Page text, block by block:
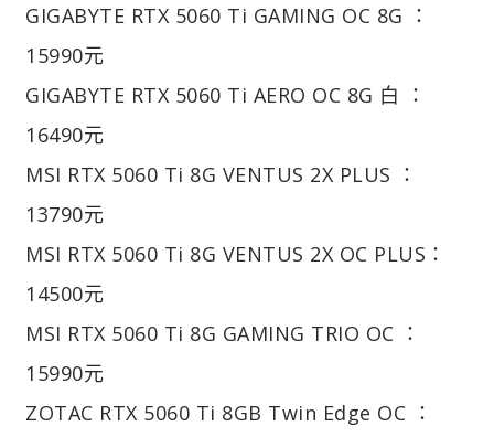
GIGABYTE RTX 5060 Ti GAMING OC 8G ：
15990元
GIGABYTE RTX 5060 Ti AERO OC 8G 白 ：
16490元
MSI RTX 5060 Ti 8G VENTUS 2X PLUS ：
13790元
MSI RTX 5060 Ti 8G VENTUS 2X OC PLUS：
14500元
MSI RTX 5060 Ti 8G GAMING TRIO OC ：
15990元
ZOTAC RTX 5060 Ti 8GB Twin Edge OC ：